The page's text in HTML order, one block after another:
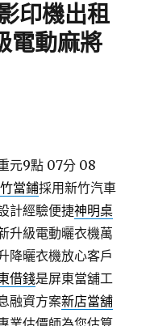
印機出租
電動麻將
元9點 07分 08
當鋪採用新竹汽車
計經驗便捷神明桌
升級電動曬衣機萬
降曬衣機放心客戶
借錢是屏東當舖工
融資方案新店當舖